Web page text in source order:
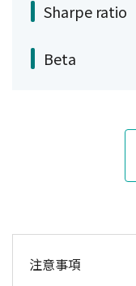
Sharpe ratio
Beta
注意事項